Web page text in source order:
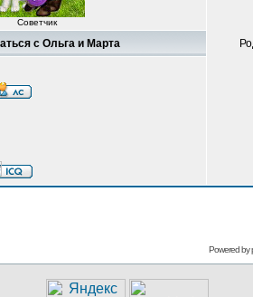
Советчик
с Ольга и Марта
Powered by